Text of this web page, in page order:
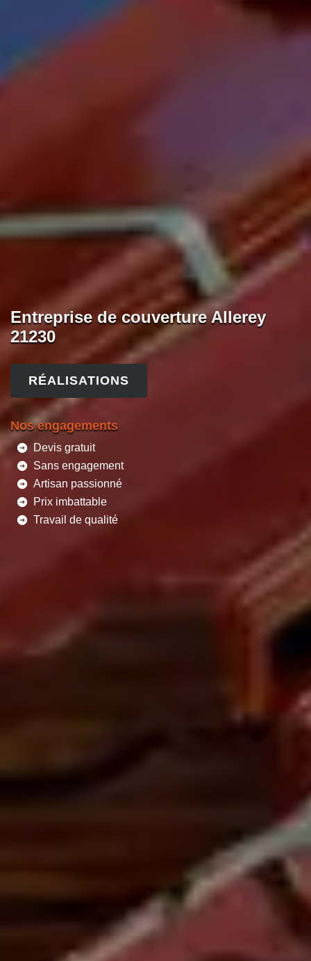
Entreprise de couverture Allerey
21230
RÉALISATIONS
Nos engagements
Devis gratuit
Sans engagement
Artisan passionné
Prix imbattable
Travail de qualité